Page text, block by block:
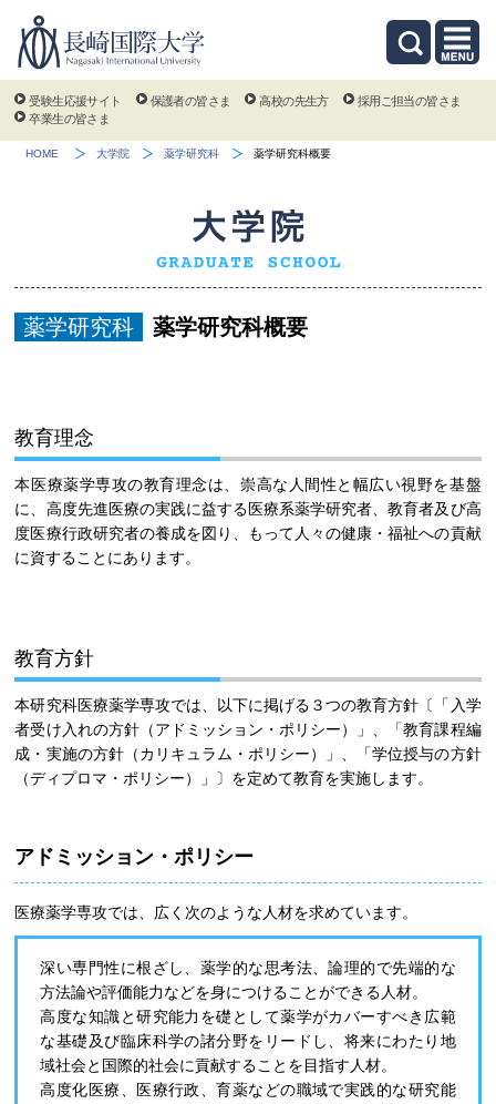
受験生応援サイト 保護者の皆さま 高校の先生方
採用ご担当の皆さま
卒業生の皆さま
HOME 大学院 薬学研究科 薬学研究科概要
薬学研究科 薬学研究科概要
教育理念
本医療薬学専攻の教育理念は、崇高な人間性と幅広い視野を基盤
に、高度先進医療の実践に益する医療系薬学研究者、教育者及び高
度医療行政研究者の養成を図り、もって人々の健康・福祉への貢献
に資することにあります。
教育方針
本研究科医療薬学専攻では、以下に掲げる３つの教育方針〔「入学
者受け入れの方針（アドミッション・ポリシー）」、「教育課程編
成・実施の方針（カリキュラム・ポリシー）」、「学位授与の方針
（ディプロマ・ポリシー）」〕を定めて教育を実施します。
アドミッション・ポリシー
医療薬学専攻では、広く次のような人材を求めています。
深い専門性に根ざし、薬学的な思考法、論理的で先端的な
方法論や評価能力などを身につけることができる人材。
高度な知識と研究能力を礎として薬学がカバーすべき広範
な基礎及び臨床科学の諸分野をリードし、将来にわたり地
域社会と国際的社会に貢献することを目指す人材。
高度化医療、医療行政、育薬などの職域で実践的な研究能